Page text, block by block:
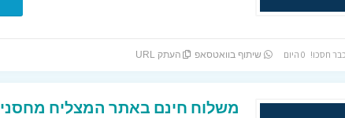
שיתוף בוואטסאפ העתק URL
משלוח חינם באתר המצליח